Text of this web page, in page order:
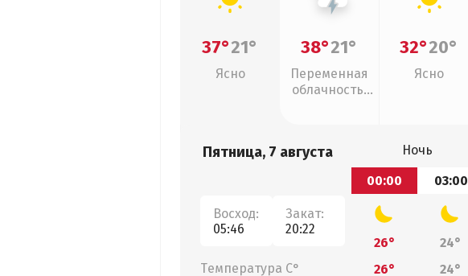
37°21°
Ясно
38°21°
Переменная
облачность,
32°20°
Ясно
Пятница, 7 августа
Восход:
05:46
Закат:
20:22
Температура С°
Ночь
00:00
03:00
26° 24°
26°
24°